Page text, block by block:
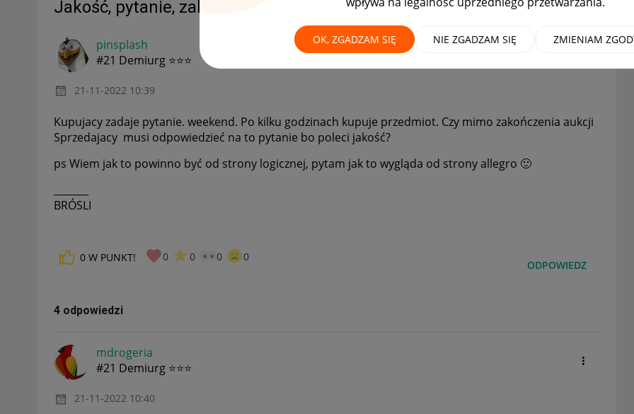
OK, ZGADZAM SIĘ NIE ZGADZAM SIĘ ZMIENIAM
Jakość, pytanie, zakończona aukcja MAMY ROZWIĄZANIE!
pinsplash
#21 Demiurg ⭐⭐⭐
‎21-11-2022 10:39
Kupujacy zadaje pytanie. weekend. Po kilku godzinach kupuje przedmiot. Czy mimo zakończenia aukcji
Sprzedajacy musi odpowiedzieć na to pytanie bo poleci jakość?
ps Wiem jak to powinno być od strony logicznej, pytam jak to wygląda od strony allegro 🙂
BRÓSLI
0 W PUNKT! 0 0 0 0
ODPOWIEDZ
4 odpowiedzi
mdrogeria
#21 Demiurg ⭐⭐⭐
‎21-11-2022 10:40